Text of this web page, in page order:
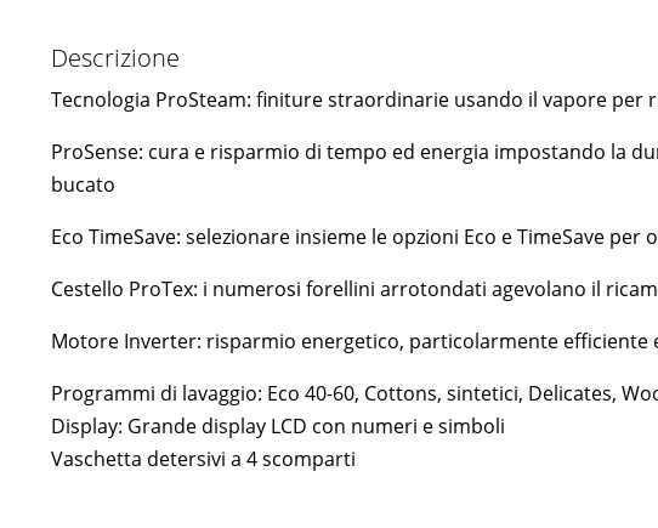
Descrizione
Tecnologia ProSteam: finiture straordinarie usando il vapore
ProSense: cura e risparmio di tempo ed energia impostando la
bucato
Eco TimeSave: selezionare insieme le opzioni Eco e TimeSave
Cestello ProTex: i numerosi forellini arrotondati agevolano il
Motore Inverter: risparmio energetico, particolarmente
Programmi di lavaggio: Eco 40-60, Cottons, sintetici, Delicates,
Display: Grande display LCD con numeri e simboli
Vaschetta detersivi a 4 scomparti